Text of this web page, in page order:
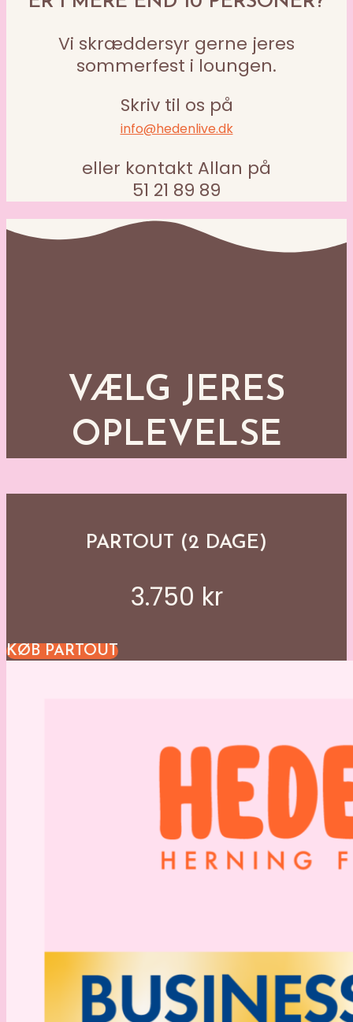
Vi skræddersyr gerne jeres
sommerfest i loungen.
Skriv til os på
info@hedenlive.dk
eller kontakt Allan på
51 21 89 89
VÆLG JERES
OPLEVELSE
PARTOUT (2 DAGE)
3.750 kr
KØB PARTOUT